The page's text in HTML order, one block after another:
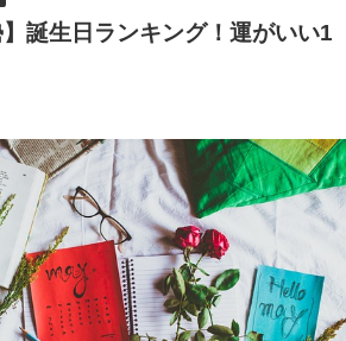
】誕生日ランキング！運がいい1